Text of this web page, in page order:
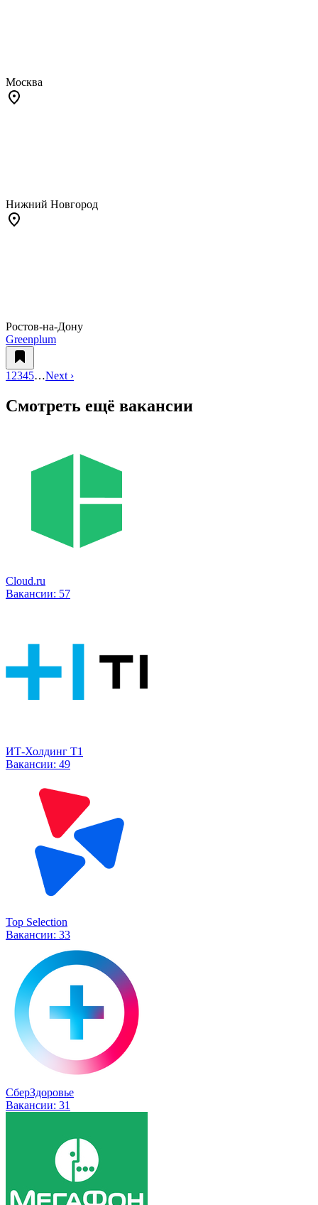
Москва
Нижний Новгород
Ростов-на-Дону
Greenplum
1 2345…Next ›
Смотреть ещё вакансии
Cloud.ru
Вакансии: 57
ИТ-Холдинг Т1
Вакансии: 49
Top Selection
Вакансии: 33
СберЗдоровье
Вакансии: 31